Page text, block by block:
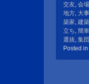
交友, 会場
地方, 大事
築家, 建
立ち, 簡単
選抜, 集団
Posted in